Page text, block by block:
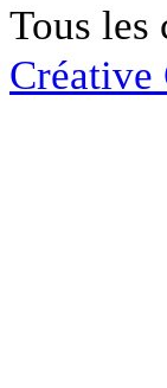
Tous les
Créative